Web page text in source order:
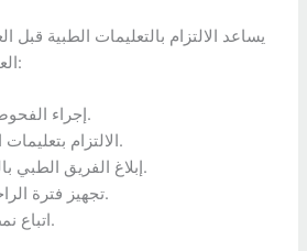
يساعد الالتزام بالتعليمات الطبية
العلاج، ومن أهم الإرشادات:
إجراء الفحوصات المطلوبة.
الالتزام بتعليمات الفريق الطبي.
إبلاغ الفريق الطبي بالتاريخ الصحي.
تجهيز فترة الراحة بعد العملية.
اتباع نمط حياة صحي.